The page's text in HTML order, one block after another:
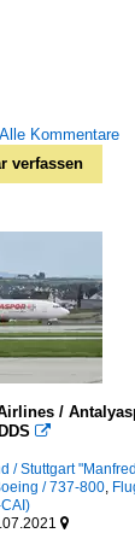
Alle Kommentare
verfassen
/

/ Stuttgart
/ 737-800,
